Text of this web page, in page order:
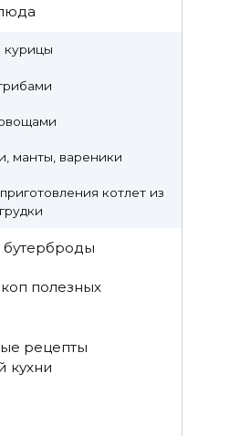
курицы
манты, вареники
котлет из
бутерброды
полезных
рецепты
кухни